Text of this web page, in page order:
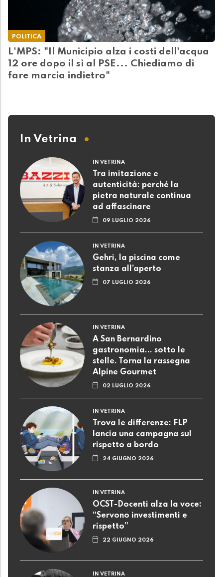
POLITICA
L'MPS: "Il Municipio alza i costi dell'acqua
12 ore dopo il sì al PSE... Chiediamo di
fare marcia indietro"
In Vetrina
IN VETRINA
Tra imitazione e
autenticità: perché la
pietra naturale continua
ad affascinare
09 LUGLIO 2026
IN VETRINA
Gehri, la piscina come
stanza all’aperto
07 LUGLIO 2026
IN VETRINA
A San Bernardino
gastronomia... sotto le
stelle. Torna la rassegna
Alpine Gourmet
02 LUGLIO 2026
IN VETRINA
Trova le differenze: FLP
lancia una campagna sul
rispetto a bordo
24 GIUGNO 2026
IN VETRINA
OCST-Docenti alza la voce:
“Servono investimenti e
rispetto”
22 GIUGNO 2026
IN VETRINA